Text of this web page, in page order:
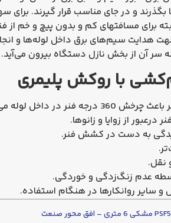
بگذرند و در جای مناسب قرار گیرند.
برای مسافتهای کم و بدون پیچ و
هدایت سیم‌های برق داخل لوله‌ها و
سر آن از بخش نازل دستگاه بیرون می‌آید.
با روکش پلیمری
در داخل لوله می‌شود.
درعبور از زوایا و زانوها.
به دست در کشش فنر.
نقل.
عدم زنگ‌زدگی و خوردگی.
و سایر روانکارها در هنگام استفاده.